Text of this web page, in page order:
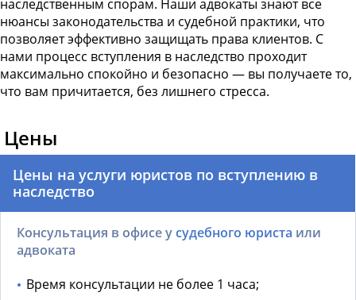
наследственным спорам. Наши адвокаты знают все
нюансы законодательства и судебной практики, что
позволяет эффективно защищать права клиентов. С
нами процесс вступления в наследство проходит
максимально спокойно и безопасно — вы получаете то,
что вам причитается, без лишнего стресса.
Цены
Цены на услуги юристов по вступлению в
наследство
Консультация в офисе усудебного юриста или
адвоката
Время консультации не более 1 часа;